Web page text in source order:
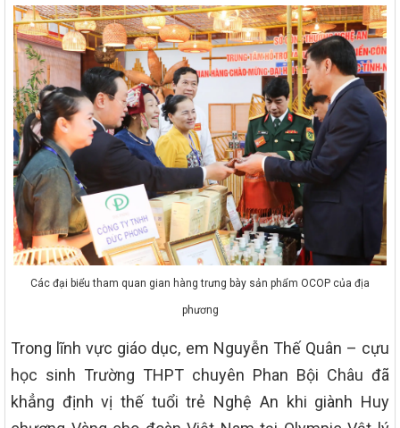
Các đại biểu tham quan gian hàng trưng bày sản phẩm OCOP của địa
phương
Trong lĩnh vực giáo dục, em Nguyễn Thế Quân – cựu
học sinh Trường THPT chuyên Phan Bội Châu đã
khẳng định vị thế tuổi trẻ Nghệ An khi giành Huy